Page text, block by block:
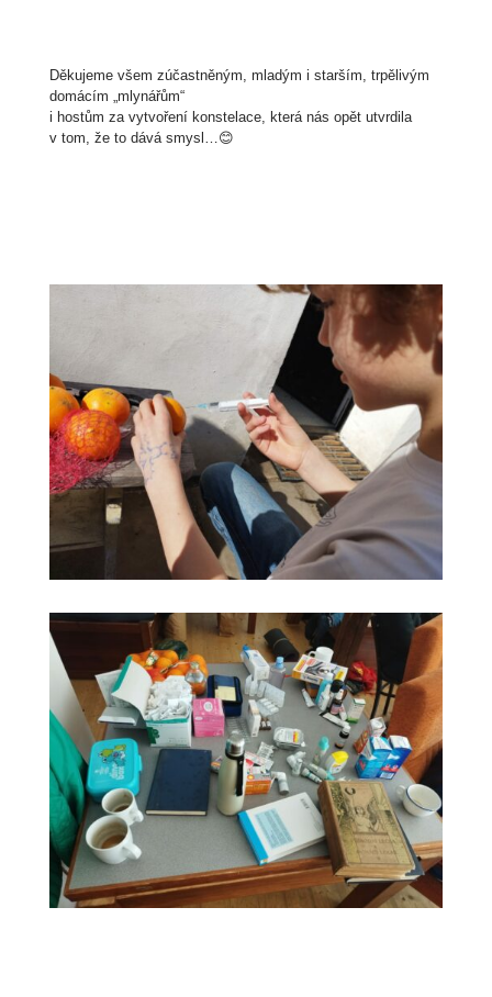
Děkujeme všem zúčastněným, mladým i starším, trpělivým
domácím „mlynářům“
i hostům za vytvoření konstelace, která nás opět utvrdila
v tom, že to dává smysl…😊